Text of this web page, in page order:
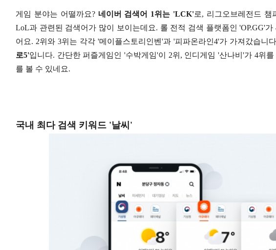
게임 분야는 어떨까요? 네이버 검색어 1위는 'LCK'로, 리그오브레전드 챔
LoL과 관련된 검색어가 많이 보이는데요. 롤 전적 검색 플랫폼인 'OP.GG'
어요. 2위와 3위는 각각 '메이플스토리인벤'과 '피파온라인4'가 가져갔습니
로5'입니다. 간단한 퍼즐게임인 '수박게임'이 2위, 인디게임 '산나비'가 4위
를 볼 수 있네요.
국내 최다 검색 키워드 '날씨'